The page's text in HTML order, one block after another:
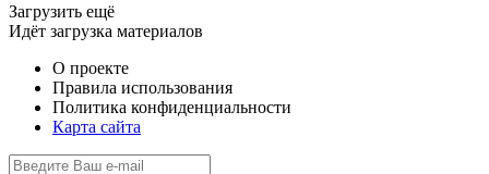
Загрузить ещё
Идёт загрузка материалов
О проекте
Правила использования
Политика конфиденциальности
Карта сайта